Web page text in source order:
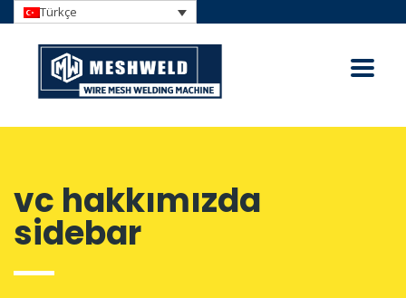
Türkçe
vc hakkımızda
sidebar